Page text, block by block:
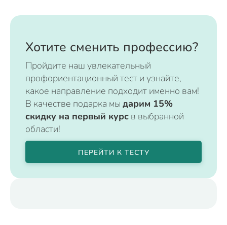
Хотите сменить профессию?
Пройдите наш увлекательный
профориентационный тест и узнайте,
какое направление подходит именно вам!
В качестве подарка мы дарим 15%
скидку на первый курс в выбранной
области!
ПЕРЕЙТИ К ТЕСТУ